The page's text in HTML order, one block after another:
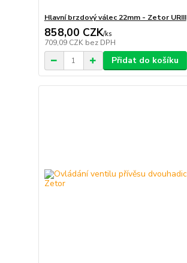
Hlavní brzdový válec 22mm - Zetor URIII
858,00 CZK/ks
709,09 CZK bez DPH
Přidat do košíku